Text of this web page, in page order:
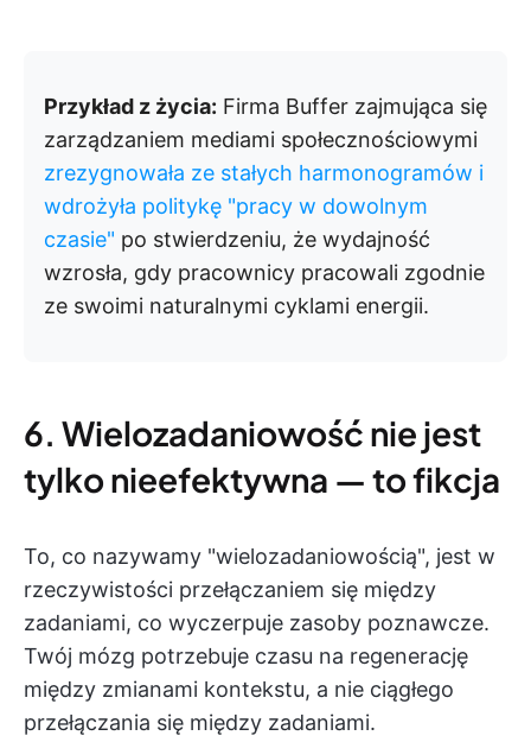
Przykład z życia: Firma Buffer zajmująca się
zarządzaniem mediami społecznościowymi
zrezygnowała ze stałych harmonogramów i
wdrożyła politykę "pracy w dowolnym
czasie" po stwierdzeniu, że wydajność
wzrosła, gdy pracownicy pracowali zgodnie
ze swoimi naturalnymi cyklami energii.
6. Wielozadaniowość nie jest
tylko nieefektywna — to fikcja
To, co nazywamy "wielozadaniowością", jest w
rzeczywistości przełączaniem się między
zadaniami, co wyczerpuje zasoby poznawcze.
Twój mózg potrzebuje czasu na regenerację
między zmianami kontekstu, a nie ciągłego
przełączania się między zadaniami.